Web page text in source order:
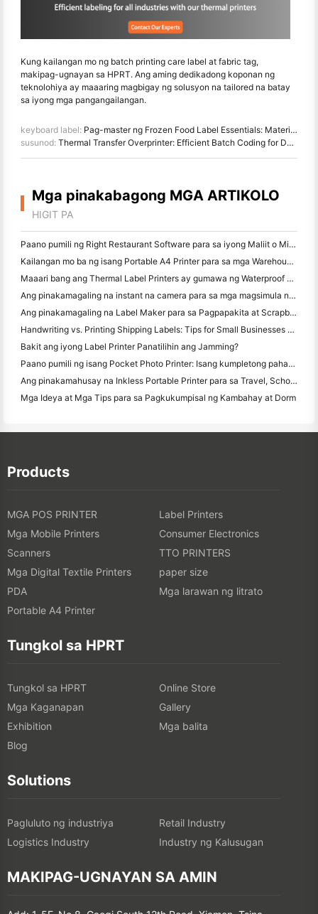
Kung kailangan mo ng batch printing care label at fabric tag,
makipag-ugnayan sa HPRT. Ang aming dedikadong koponan ng
teknolohiya ay maaaring magbigay ng solusyon na tailored na batay
sa iyong mga pangangailangan.
keyboard label: Pag-master ng Frozen Food Label Essentials: Materials, Printing, and Requirements
susunod: Thermal Transfer Overprinter: Efficient Batch Coding for Daily Chemical Industry
Mga pinakabagong MGA ARTIKOLO
HIGIT PA
Paano pumili ng Right Restaurant Software para sa iyong Maliit o Midsize Restaurant
Kailangan mo ba ng isang Portable A4 Printer para sa mga Warehouse Invoices? Ano talagang gumagana
Maaari bang ang Thermal Label Printers ay gumawa ng Waterproof Labels para sa mga maliliit na Producto ng negosyo?
Ang pinakamagaling na instant na camera para sa mga magsimula na ayaw magbasura ng papel
Ang pinakamagaling na Label Maker para sa Pagpapakita at Scrapbooking: Magdagdag ng Karagdagang Color sa bawat Pahina
Handwriting vs. Printing Shipping Labels: Tips for Small Businesses noong 2026
Bakit ang iyong Label Printer Panatilihin ang Jamming?
Paano pumili ng isang Pocket Photo Printer: Isang kumpletong pahayag para sa Pagmamamahayag, Travel, at iPhone Users
Ang pinakamahusay na Inkless Portable Printer para sa Travel, School, at Mobile Work: Hanin MT620 Pro Review
Mga Ideya at Mga Tips para sa Pagkukumpisal ng Kambahay at Dorm
Products
MGA POS PRINTER
Label Printers
Mga Mobile Printers
Consumer Electronics
Scanners
TTO PRINTERS
Mga Digital Textile Printers
paper size
PDA
Mga larawan ng litrato
Portable A4 Printer
Tungkol sa HPRT
Tungkol sa HPRT
Online Store
Mga Kaganapan
Gallery
Exhibition
Mga balita
Blog
Solutions
Pagluluto ng industriya
Retail Industry
Logistics Industry
Industry ng Kalusugan
MAKIPAG-UGNAYAN SA AMIN